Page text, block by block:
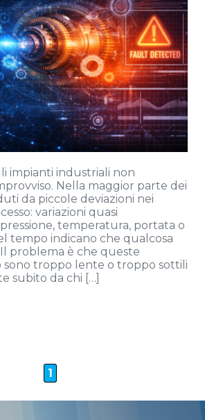
impianti industriali non
Nella maggior parte dei
da piccole deviazioni nei
variazioni quasi
temperatura, portata o
tempo indicano che qualcosa
problema è che queste
sono troppo lente o troppo sottili
subito da chi […]
1